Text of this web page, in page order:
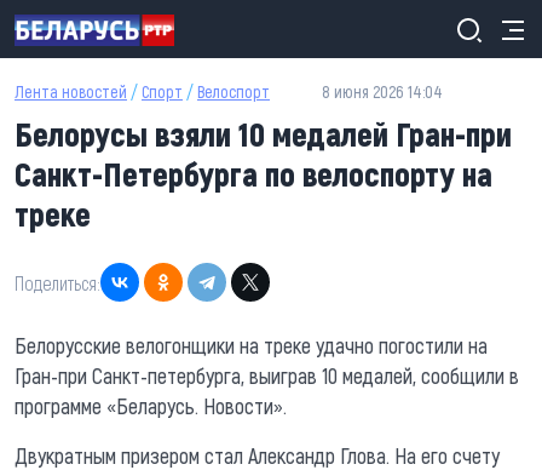
Перейти к основному содержанию
Лента новостей / Спорт / Велоспорт 8 июня 2026 14:04
Белорусы взяли 10 медалей Гран-при
Санкт-Петербурга по велоспорту на
треке
Поделиться:
Белорусские велогонщики на треке удачно погостили на
Гран-при Санкт-петербурга, выиграв 10 медалей, сообщили в
программе «Беларусь. Новости».
Двукратным призером стал Александр Глова. На его счету